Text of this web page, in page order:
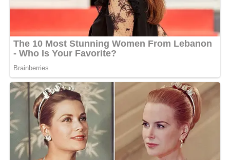
dans un environnement marqué par la musique,
notamment grâce à un père accordéoniste et à une
famille attachée aux chants et aux rythmes
traditionnels.
elle a occupé une place centrale dans l’histoire politique
gabonaise. Épouse d’Omar Bongo Ondimba, elle fut
Première dame du Gabon pendant près de deux
décennies, avant leur divorce à la fin des années 1980.
Après cette rupture, elle entame une carrière musicale
internationale sous le nom de Patience Dabany.